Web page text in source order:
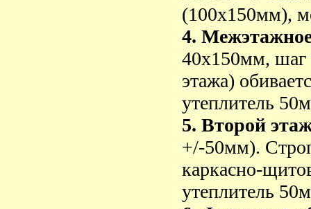
(100х150мм),
4.
40х150мм, шаг
этажа)
утеплитель
5. Второй
+/-50мм).
каркасно-
утеплитель